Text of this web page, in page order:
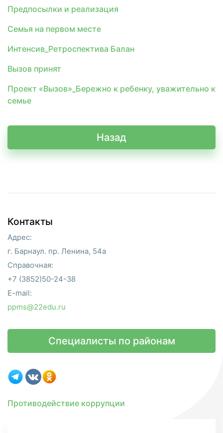
Предпосылки и реализация
Семья на первом месте
Интенсив_Ретроспектива Балан
Вызов принят
Проект «Вызов»_Бережно к ребенку, уважительно к
семье
Назад
Контакты
Адрес:
г. Барнаул. пр. Ленина, 54а
Справочная:
+7 (3852)50-24-38
E-mail:
ppms@22edu.ru
Специалисты по районам
Противодействие коррупции